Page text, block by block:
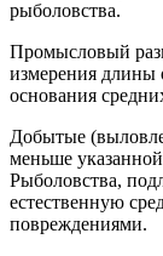
рыболовства.
Промысловый
измерения длины
основания
Добытые
меньше
Рыболовства,
естественную
повреждениями.